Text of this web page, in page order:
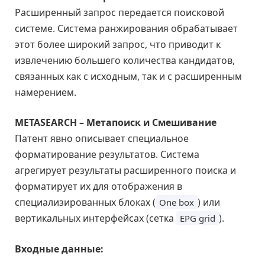
Расширенный запрос передается поисковой
системе. Система ранжирования обрабатывает
этот более широкий запрос, что приводит к
извлечению большего количества кандидатов,
связанных как с исходным, так и с расширенным
намерением.
METASEARCH – Метапоиск и Смешивание
Патент явно описывает специальное
форматирование результатов. Система
агрегирует результаты расширенного поиска и
форматирует их для отображения в
специализированных блоках ( One box ) или
вертикальных интерфейсах (сетка EPG grid ).
Входные данные: